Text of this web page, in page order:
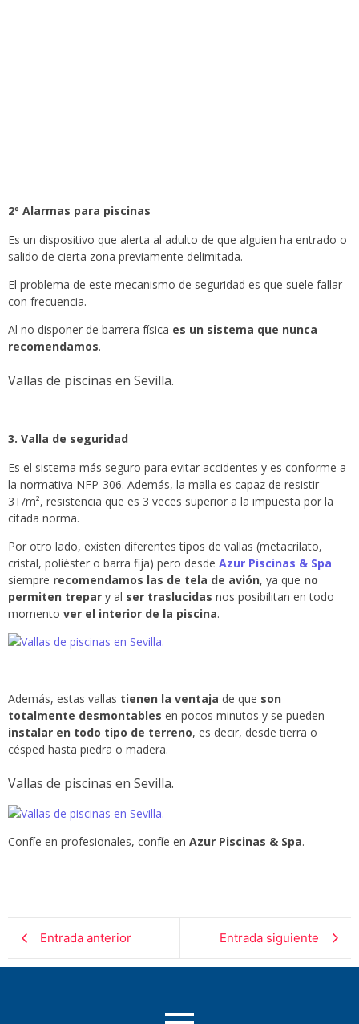
2º Alarmas para piscinas
Es un dispositivo que alerta al adulto de que alguien ha entrado o
salido de cierta zona previamente delimitada.
El problema de este mecanismo de seguridad es que suele fallar
con frecuencia.
Al no disponer de barrera física es un sistema que nunca
recomendamos.
Vallas de piscinas en Sevilla.
3. Valla de seguridad
Es el sistema más seguro para evitar accidentes y es conforme a
la normativa NFP-306. Además, la malla es capaz de resistir
3T/m², resistencia que es 3 veces superior a la impuesta por la
citada norma.
Por otro lado, existen diferentes tipos de vallas (metacrilato,
cristal, poliéster o barra fija) pero desde Azur Piscinas & Spa
siempre recomendamos las de tela de avión, ya que no
permiten trepar y al ser traslucidas nos posibilitan en todo
momento ver el interior de la piscina.
Además, estas vallas tienen la ventaja de que son
totalmente desmontables en pocos minutos y se pueden
instalar en todo tipo de terreno, es decir, desde tierra o
césped hasta piedra o madera.
Vallas de piscinas en Sevilla.
Confíe en profesionales, confíe en Azur Piscinas & Spa.
Entrada anterior Entrada siguiente